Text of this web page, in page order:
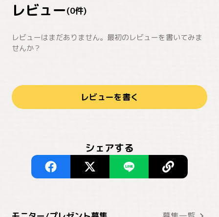
レビュー(0件)
レビューはまだありません。最初のレビューを書いてみま
せんか？
レビューを書く
シェアする